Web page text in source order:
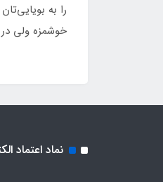
را به
خوشمزه ولی
نماد اعتماد